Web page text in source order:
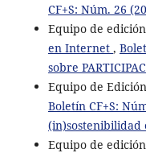
CF+S: Núm. 26
Equipo de
en Internet ,
sobre
Equipo de
Boletín CF+S:
(in)sostenibilidad
Equipo de